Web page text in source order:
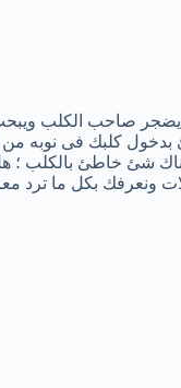
صاحب الكلب ويبحث
كلبك فى نوبه
هناك شئ خاطئ بالكلب
ونعرفك بكل ما